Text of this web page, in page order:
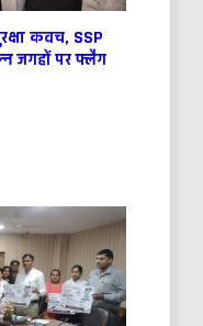
कवच, SSP
जगहों पर फ्लैग